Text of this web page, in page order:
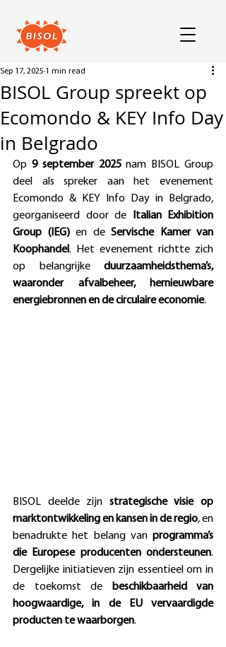
BISOL Group spreekt op
Ecomondo & KEY Info Day
in Belgrado
Sep 17, 2025 1 min read
Op 9 september 2025 nam BISOL Group
deel als spreker aan het evenement
Ecomondo & KEY Info Day in Belgrado,
georganiseerd door de
Italian Exhibition
Group (IEG) en de Servische Kamer van
Koophandel. Het evenement richtte zich
op belangrijke duurzaamheidsthema’s,
waaronder afvalbeheer, hernieuwbare
energiebronnen en de circulaire economie.
BISOL deelde zijn strategische visie op
marktontwikkeling en kansen in de regio, en
benadrukte het belang van programma’s
die Europese producenten ondersteunen.
Dergelijke initiatieven zijn essentieel om in
de toekomst de
beschikbaarheid van
hoogwaardige,
in de EU vervaardigde
producten te waarborgen.